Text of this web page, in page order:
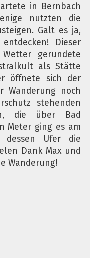
in Bernbach
nutzten die
Galt es ja,
Dieser
gerundete
als Stätte
öffnete sich der
Wanderung noch
stehenden
die über Bad
Meter ging es am
dessen Ufer die
Dank Max und
Wanderung!